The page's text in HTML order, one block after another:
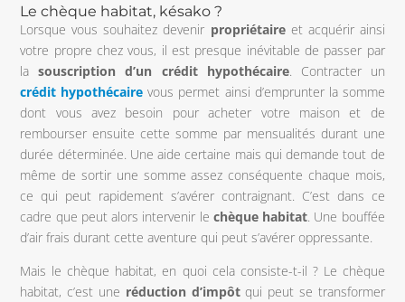
Le chèque habitat, késako ?
Lorsque vous souhaitez devenir propriétaireet acquérir ainsi
votre propre chez vous, il est presque inévitable de passer par
lasouscription d’un crédit hypothécaire. Contracter un
crédit hypothécaire vous permet ainsi d’emprunter la somme
dont vous avez besoin pour acheter votre maison et de
rembourser ensuite cette somme par mensualités durant une
durée déterminée. Une aide certaine mais qui demande tout de
même de sortir une somme assez conséquente chaque mois,
ce qui peut rapidement s’avérer contraignant. C’est dans ce
cadre que peut alors intervenir le chèque habitat. Une bouffée
d’air frais durant cette aventure qui peut s’avérer oppressante.
Mais le chèque habitat, en quoi cela consiste-t-il ? Le chèque
habitat, c’est une réduction d’impôtqui peut se transformer